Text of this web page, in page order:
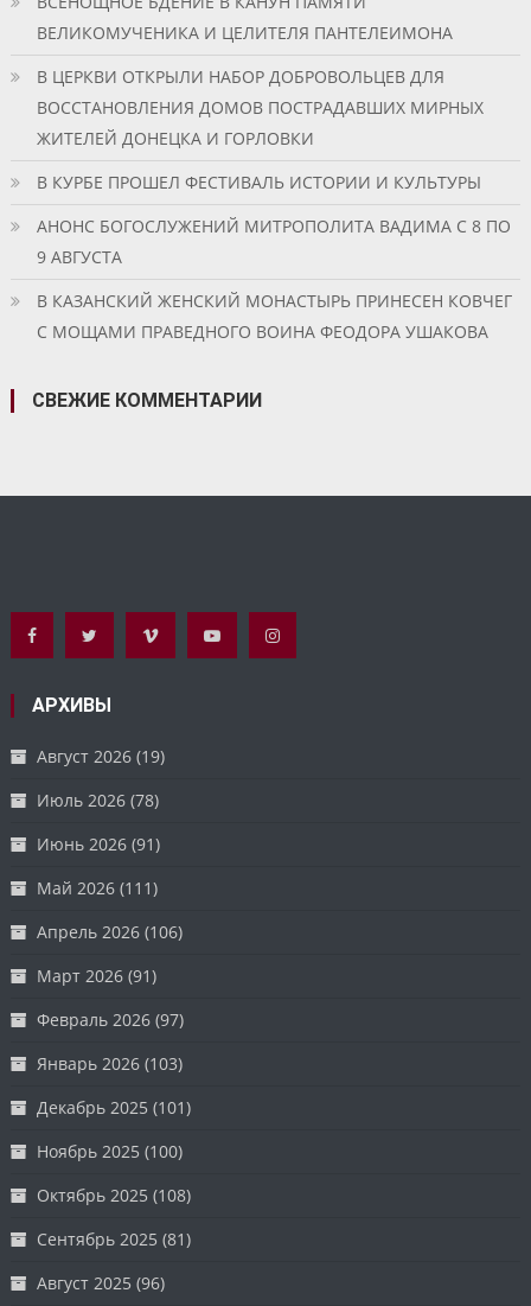
ВЕЛИКОМУЧЕНИКА И ЦЕЛИТЕЛЯ ПАНТЕЛЕИМОНА
В ЦЕРКВИ ОТКРЫЛИ НАБОР ДОБРОВОЛЬЦЕВ ДЛЯ
ВОССТАНОВЛЕНИЯ ДОМОВ ПОСТРАДАВШИХ МИРНЫХ
ЖИТЕЛЕЙ ДОНЕЦКА И ГОРЛОВКИ
В КУРБЕ ПРОШЕЛ ФЕСТИВАЛЬ ИСТОРИИ И КУЛЬТУРЫ
АНОНС БОГОСЛУЖЕНИЙ МИТРОПОЛИТА ВАДИМА С 8 ПО
9 АВГУСТА
В КАЗАНСКИЙ ЖЕНСКИЙ МОНАСТЫРЬ ПРИНЕСЕН КОВЧЕГ
С МОЩАМИ ПРАВЕДНОГО ВОИНА ФЕОДОРА УШАКОВА
СВЕЖИЕ КОММЕНТАРИИ
АРХИВЫ
Август 2026 (19)
Июль 2026 (78)
Июнь 2026 (91)
Май 2026 (111)
Апрель 2026 (106)
Март 2026 (91)
Февраль 2026 (97)
Январь 2026 (103)
Декабрь 2025 (101)
Ноябрь 2025 (100)
Октябрь 2025 (108)
Сентябрь 2025 (81)
Август 2025 (96)